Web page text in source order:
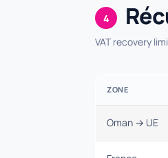
4
VAT recovery
ZONE
Oman → UE